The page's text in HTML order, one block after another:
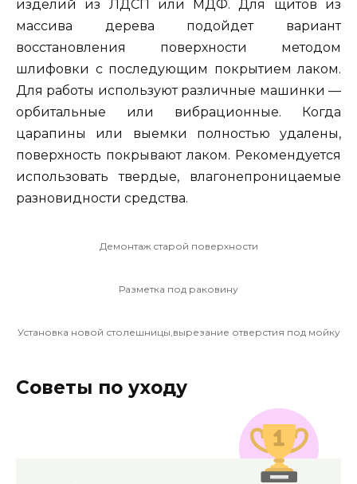
изделий из ЛДСП или МДФ. Для щитов из
массива дерева подойдет вариант
восстановления поверхности методом
шлифовки с последующим покрытием лаком.
Для работы используют различные машинки —
орбитальные или вибрационные. Когда
царапины или выемки полностью удалены,
поверхность покрывают лаком. Рекомендуется
использовать твердые, влагонепроницаемые
разновидности средства.
Демонтаж старой поверхности
Разметка под раковину
Установка новой столешницы,вырезание отверстия под мойку
Советы по уходу